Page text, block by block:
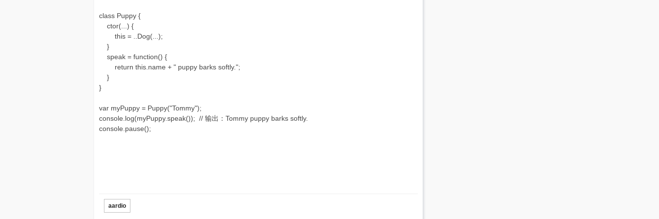
class Puppy {
ctor(...) {
this = ..Dog(...);
}
speak = function() {
return this.name + " puppy barks softly.";
}
}
var myPuppy = Puppy("Tommy");
console.log(myPuppy.speak()); // 输出：Tommy puppy barks softly.
console.pause();
aardio